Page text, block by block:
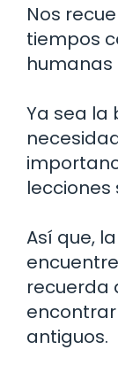
Nos
tiempos
humanas
Ya sea la
lecciones
Así que,
recuerda
antiguos.